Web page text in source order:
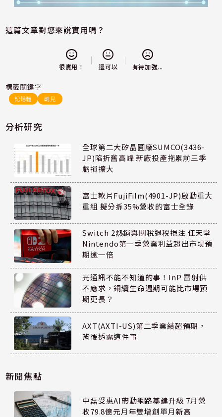
這篇文章對您來說實用嗎？
很實用！ 還可以 有待加強...
標籤關鍵字
記憶體 創見
分析研究
全球第二大矽晶圓廠SUMCO(3436-
JP)陷折舊高峰 新廠投產拖累前三季
虧損擴大
富士軟片FujiFilm(4901-JP)啟動重大
重組 擬分拆35%營收的富士全錄
Switch 2熱銷與關稅退稅挹注 任天堂
Nintendo第一季營業利益超出市場預
期逾一倍
光通訊不能不知道的事！InP 雷射供
不應求，銅纜生命週期可能比市場預
期更長？
AXT(AXTI-US)第二季業績超預期，
背後透露這件事
新聞焦點
中磊受惠AI帶動網路基建升級 7月營
收79.8億元月年雙增創單月新高